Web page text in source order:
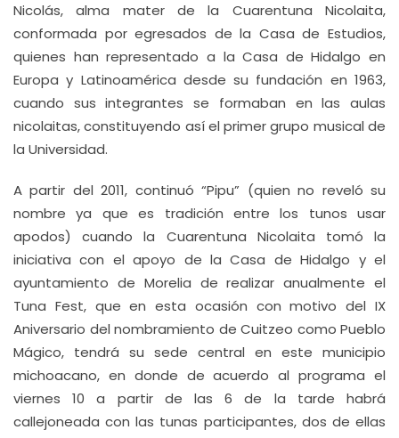
Nicolás, alma mater de la Cuarentuna Nicolaita,
conformada por egresados de la Casa de Estudios,
quienes han representado a la Casa de Hidalgo en
Europa y Latinoamérica desde su fundación en 1963,
cuando sus integrantes se formaban en las aulas
nicolaitas, constituyendo así el primer grupo musical de
la Universidad.
A partir del 2011, continuó “Pipu” (quien no reveló su
nombre ya que es tradición entre los tunos usar
apodos) cuando la Cuarentuna Nicolaita tomó la
iniciativa con el apoyo de la Casa de Hidalgo y el
ayuntamiento de Morelia de realizar anualmente el
Tuna Fest, que en esta ocasión con motivo del IX
Aniversario del nombramiento de Cuitzeo como Pueblo
Mágico, tendrá su sede central en este municipio
michoacano, en donde de acuerdo al programa el
viernes 10 a partir de las 6 de la tarde habrá
callejoneada con las tunas participantes, dos de ellas